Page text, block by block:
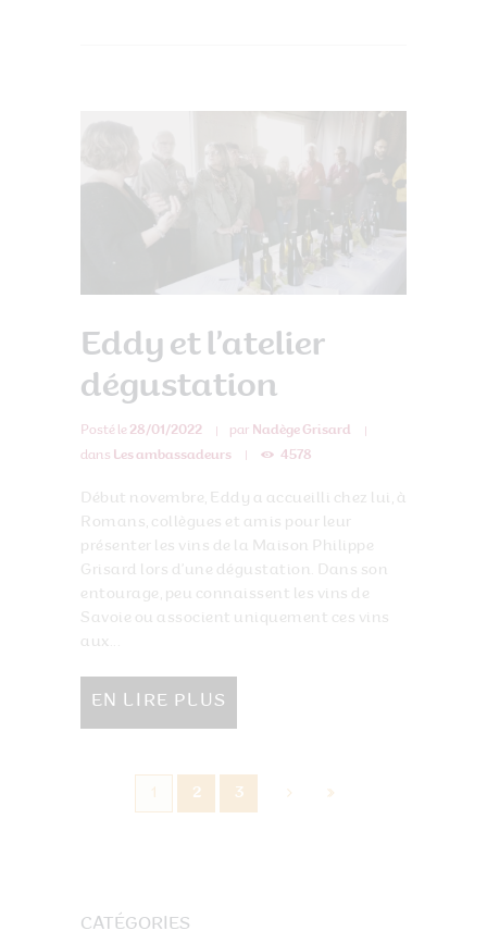
Eddy et l’atelier
dégustation
Posté le 28/01/2022 par Nadège Grisard
dans Les ambassadeurs 4578
Début novembre, Eddy a accueilli chez lui, à
Romans, collègues et amis pour leur
présenter les vins de la Maison Philippe
Grisard lors d’une dégustation. Dans son
entourage, peu connaissent les vins de
Savoie ou associent uniquement ces vins
aux...
EN LIRE PLUS
2 3
CATÉGORIES